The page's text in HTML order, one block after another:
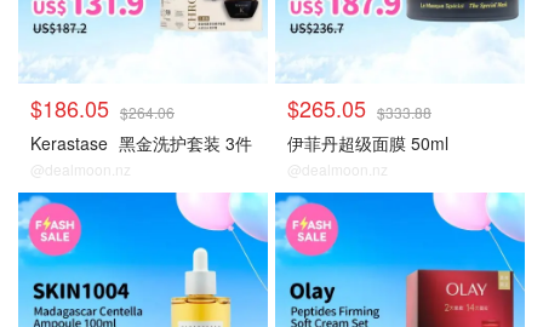
$186.05 $264.06
Kerastase 黑金洗护套装 3件
@dealmoon.nz
$265.05 $333.88
伊菲丹超级面膜 50ml
@dealmoon.nz
大牌秒杀 大牌秒杀